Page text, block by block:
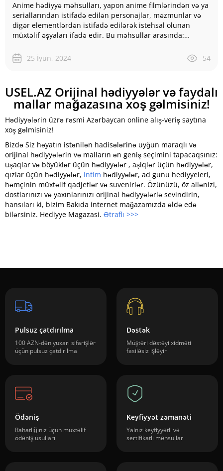
Anime hədiyyə məhsulları, yapon anime filmlərindən və ya
seriallarından istifadə edilən personajlar, məzmunlar və
digər elementlərdən istifadə edilərək istehsal olunan
müxtəlif əşyaları ifadə edir. Bu məhsullar arasında:
25 İyun, 2024
54
USEL.AZ Orijinal hədiyyələr və faydalı
mallar mağazasına xoş gəlmisiniz!
Hədiyyələrin üzrə rəsmi Azərbaycan online alış-veriş saytına
xoş gəlmisiniz!
Bizdə Siz həyatın istənilən hadisələrinə uyğun maraqlı və
orijinal hədiyyələrin və malların ən geniş seçimini tapacaqsınız:
uşaqlar və böyüklər üçün hədiyyələr , aşiqlər üçün hədiyyələr,
qızlar üçün hədiyyələr, intim hədiyyələr, ad gunu hediyyeleri,
həmçinin müxtəlif qadjetlər və suvenirlər. Özünüzü, öz ailənizi,
dostlarınızı və yaxınlarınızı orijinal hədiyyələrlə sevindirin,
hansıları ki, bizim Bakıda internet mağazamızda əldə edə
bilərsiniz. Hediyye Magazasi. Ətraflı >>>
Pulsuz çatdırılma
100 AZN-dən yuxarı sifarişlər
üçün pulsuz çatdırılma
Dəstək
Müştəri dəstəyi xidməti
fasiləsiz işləyir
Ödəniş
Rahatlığınız üçün müxtəlif
ödəniş üsulları
Keyfiyyət zəmanəti
Yalnız keyfiyyətli və
sertifikatlı məhsullar